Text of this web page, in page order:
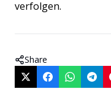
verfolgen.
Share